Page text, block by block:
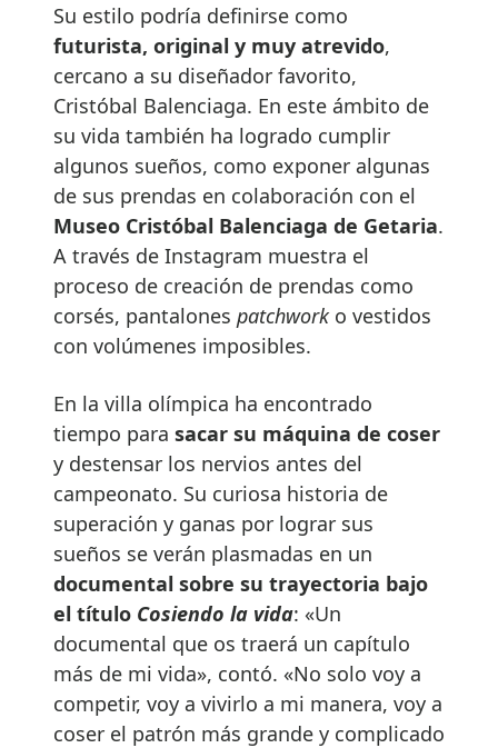
Su estilo podría definirse como
futurista, original y muy atrevido,
cercano a su diseñador favorito,
Cristóbal Balenciaga. En este ámbito de
su vida también ha logrado cumplir
algunos sueños, como exponer algunas
de sus prendas en colaboración con el
Museo Cristóbal Balenciaga de Getaria.
A través de Instagram muestra el
proceso de creación de prendas como
corsés, pantalones patchwork o vestidos
con volúmenes imposibles.
En la villa olímpica ha encontrado
tiempo para sacar su máquina de coser
y destensar los nervios antes del
campeonato. Su curiosa historia de
superación y ganas por lograr sus
sueños se verán plasmadas en un
documental sobre su trayectoria bajo
el título Cosiendo la vida: «Un
documental que os traerá un capítulo
más de mi vida», contó. «No solo voy a
competir, voy a vivirlo a mi manera, voy a
coser el patrón más grande y complicado